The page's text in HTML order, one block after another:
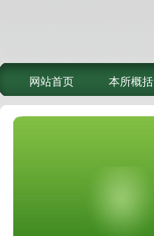
网站首页 本所概括